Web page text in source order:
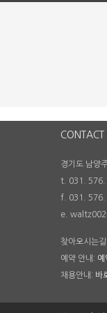
CONTACT
경기도 남양
t. 031. 576.
f. 031. 576.
e.
찾아오시는길:
예약 안내: 예
채용안내: 바